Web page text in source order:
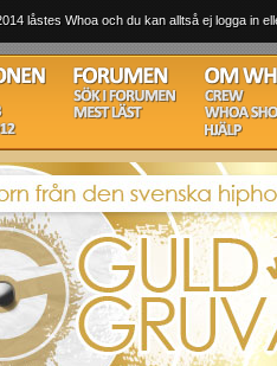
låstes Whoa och du kan alltså ej logga in